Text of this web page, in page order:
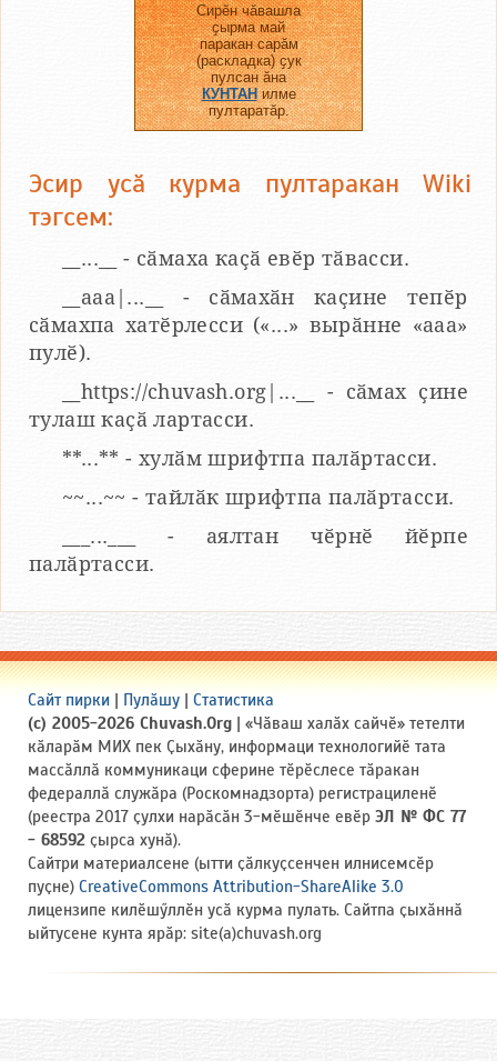
Сирӗн чӑвашла
ҫырма май
паракан сарӑм
(раскладка) ҫук
пулсан ӑна
КУНТАНилме
пултаратӑр.
Эсир усӑ курма пултаракан Wiki
тэгсем:
__...__ - сӑмаха каҫӑ евӗр тӑвасси.
__aaa|...__ - сӑмахӑн каҫине тепӗр
сӑмахпа хатӗрлесси («...» вырӑнне «ааа»
пулӗ).
__https://chuvash.org|...__ - сӑмах ҫине
тулаш каҫӑ лартасси.
**...** - хулӑм шрифтпа палӑртасси.
~~...~~ - тайлӑк шрифтпа палӑртасси.
___...___ - аялтан чӗрнӗ йӗрпе
палӑртасси.
Сайт пирки | Пулӑшу | Статистика
(c) 2005-2026 Chuvash.Org | «Чӑваш халӑх сайчӗ» тетелти
кӑларӑм МИХ пек Ҫыхӑну, информаци технологийӗ тата
массӑллӑ коммуникаци сферине тӗрӗслесе тӑракан
федераллӑ служӑра (Роскомнадзорта) регистрациленӗ
(реестра 2017 ҫулхи нарӑсӑн 3-мӗшӗнче евӗр ЭЛ № ФС 77
- 68592 ҫырса хунӑ).
Сайтри материалсене (ытти ҫӑлкуҫсенчен илнисемсӗр
пуҫне) CreativeCommons Attribution-ShareAlike 3.0
лицензипе килӗшӳллӗн усӑ курма пулать. Сайтпа ҫыхӑннӑ
ыйтусене кунта ярӑр: site(a)chuvash.org